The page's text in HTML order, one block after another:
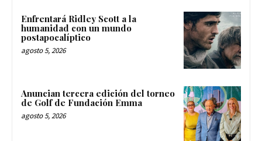
Enfrentará Ridley Scott a la
humanidad con un mundo
postapocalíptico
agosto 5, 2026
Anuncian tercera edición del torneo
de Golf de Fundación Emma
agosto 5, 2026